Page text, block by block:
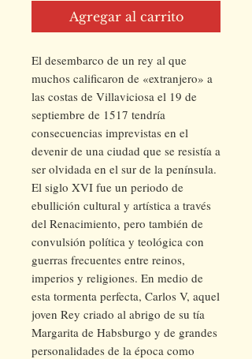
Agregar al carrito
El desembarco de un rey al que
muchos calificaron de «extranjero» a
las costas de Villaviciosa el 19 de
septiembre de 1517 tendría
consecuencias imprevistas en el
devenir de una ciudad que se resistía a
ser olvidada en el sur de la península.
El siglo XVI fue un periodo de
ebullición cultural y artística a través
del Renacimiento, pero también de
convulsión política y teológica con
guerras frecuentes entre reinos,
imperios y religiones. En medio de
esta tormenta perfecta, Carlos V, aquel
joven Rey criado al abrigo de su tía
Margarita de Habsburgo y de grandes
personalidades de la época como